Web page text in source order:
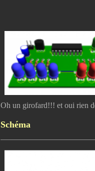
Oh un girofard!!! et oui rien
Schéma